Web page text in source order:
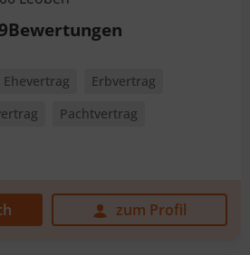
Bewertungen
Ehevertrag
Erbvertrag
Pachtvertrag
zum Profil